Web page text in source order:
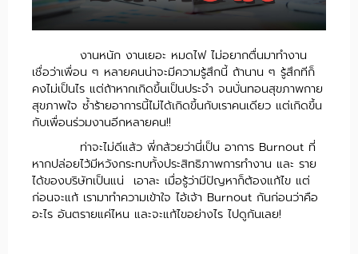
งานหนัก งานเยอะ หมดไฟ ไม่อยากตื่นมาทำงาน
เชื่อว่าเพื่อน ๆ หลายคนน่าจะมีความรู้สึกนี้ ถ้านาน ๆ รู้สึกทีก็
คงไม่เป็นไร แต่ถ้าหากเกิดขึ้นเป็นประจำ จนบั่นทอนสุขภาพกาย
สุขภาพใจ ซ้ำร้ายอาการนี้ไม่ได้เกิดขึ้นกับเราคนเดียว แต่เกิดขึ้น
กับเพื่อนร่วมงานอีกหลายคน!!
ท่าจะไม่ดีแล้ว พี่กล้วยว่านี่เป็น อาการ Burnout ที่
หากปล่อยไว้มีหวังกระทบทั้งประสิทธิภาพการทำงาน และ ราย
ได้ของบริษัทเป็นแน่ เอาละ เมื่อรู้ว่ามีปัญหาก็ต้องแก้ไข แต่
ก่อนจะแก้ เรามาทำความเข้าใจ ไอ้เจ้า Burnout กันก่อนว่าคือ
อะไร อันตรายแค่ไหน และจะแก้ไขอย่างไร ไปดูกันเลย!